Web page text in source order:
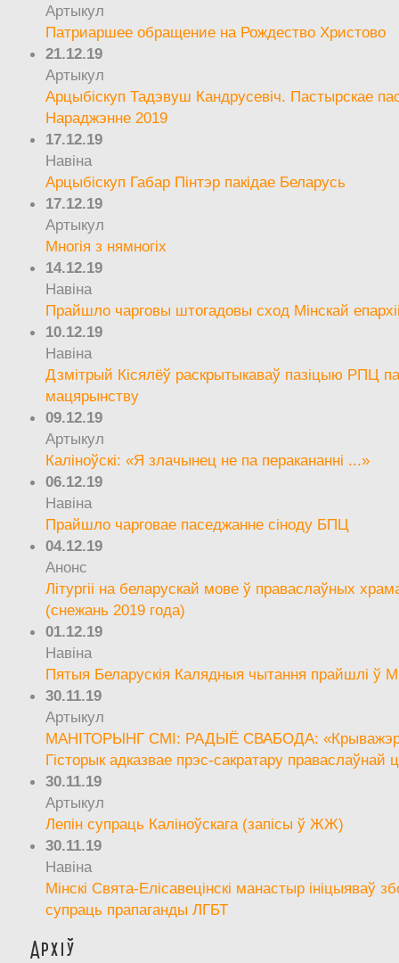
Артыкул
Патриаршее обращение на Рождество Христово
21.12.19
Артыкул
Арцыбіскуп Тадэвуш Кандрусевіч. Пастырскае
Нараджэнне 2019
17.12.19
Навіна
Арцыбіскуп Габар Пінтэр пакідае Беларусь
17.12.19
Артыкул
Многія з нямногіх
14.12.19
Навіна
Прайшло чарговы штогадовы сход Мінскай
10.12.19
Навіна
Дзмітрый Кісялёў раскрытыкаваў пазіцыю РПЦ
мацярынству
09.12.19
Артыкул
Каліноўскі: «Я злачынец не па перакананні ...»
06.12.19
Навіна
Прайшло чарговае паседжанне сіноду БПЦ
04.12.19
Анонс
Літургіі на беларускай мове ў праваслаўных
(снежань 2019 года)
01.12.19
Навіна
Пятыя Беларускія Калядныя чытання прайшлі ў
30.11.19
Артыкул
МАНІТОРЫНГ СМІ: РАДЫЁ СВАБОДА:
Гісторык адказвае прэс-сакратару праваслаўнай
30.11.19
Артыкул
Лепін супраць Каліноўскага (запісы ў ЖЖ)
30.11.19
Навіна
Мінскі Свята-Елісавецінскі манастыр ініцыяваў
супраць прапаганды ЛГБТ
Архіў